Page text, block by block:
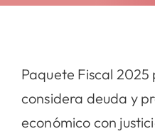
Paquete Fiscal
considera deuda y
económico con